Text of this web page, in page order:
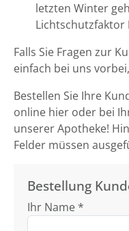
letzten Winter
Falls Sie Fragen zur
einfach bei uns
Bestellen Sie Ihre
online hier oder bei
unserer Apotheke!
Felder müssen
Bestellung
Ihr Name *